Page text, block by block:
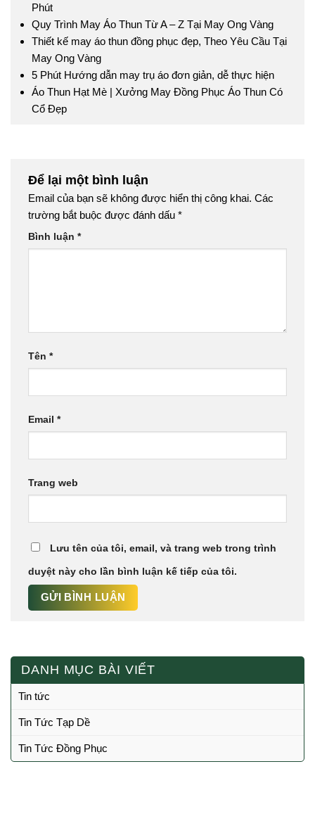
Phút
Quy Trình May Áo Thun Từ A – Z Tại May Ong Vàng
Thiết kế may áo thun đồng phục đẹp, Theo Yêu Cầu Tại
May Ong Vàng
5 Phút Hướng dẫn may trụ áo đơn giản, dễ thực hiện
Áo Thun Hạt Mè | Xưởng May Đồng Phục Áo Thun Có
Cổ Đẹp
Để lại một bình luận
Email của bạn sẽ không được hiển thị công khai. Các
trường bắt buộc được đánh dấu *
Bình luận *
Tên *
Email *
Trang web
Lưu tên của tôi, email, và trang web trong trình
duyệt này cho lần bình luận kế tiếp của tôi.
DANH MỤC BÀI VIẾT
Tin tức
Tin Tức Tạp Dề
Tin Tức Đồng Phục